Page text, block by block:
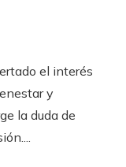
el interés
y
la duda de